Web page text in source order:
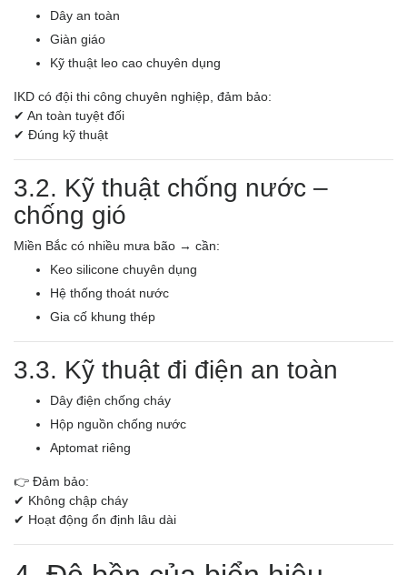
Dây an toàn
Giàn giáo
Kỹ thuật leo cao chuyên dụng
IKD có đội thi công chuyên nghiệp, đảm bảo:
✔ An toàn tuyệt đối
✔ Đúng kỹ thuật
3.2. Kỹ thuật chống nước –
chống gió
Miền Bắc có nhiều mưa bão → cần:
Keo silicone chuyên dụng
Hệ thống thoát nước
Gia cố khung thép
3.3. Kỹ thuật đi điện an toàn
Dây điện chống cháy
Hộp nguồn chống nước
Aptomat riêng
👉 Đảm bảo:
✔ Không chập cháy
✔ Hoạt động ổn định lâu dài